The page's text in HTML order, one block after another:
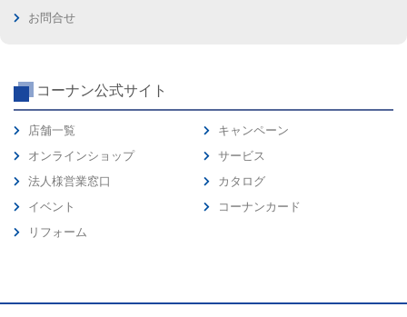
お問合せ
コーナン公式サイト
店舗一覧
オンラインショップ
法人様営業窓口
イベント
リフォーム
キャンペーン
サービス
カタログ
コーナンカード